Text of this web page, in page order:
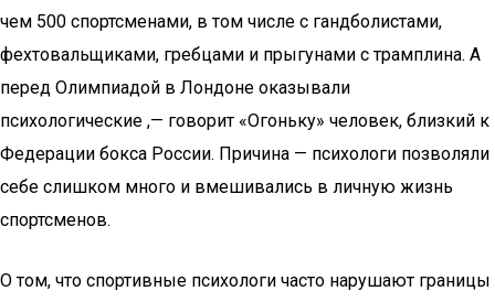
чем 500 спортсменами, в том числе с гандболистами,
фехтовальщиками, гребцами и прыгунами с трамплина. А
перед Олимпиадой в Лондоне оказывали
психологические ,— говорит «Огоньку» человек, близкий к
Федерации бокса России. Причина — психологи позволяли
себе слишком много и вмешивались в личную жизнь
спортсменов.
О том, что спортивные психологи часто нарушают границы